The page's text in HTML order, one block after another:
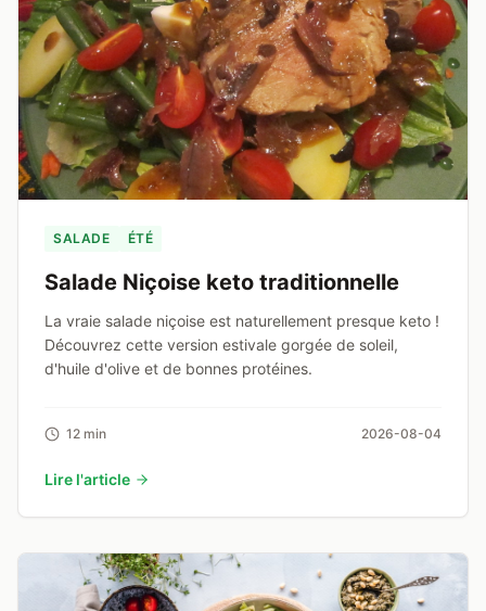
SALADE ÉTÉ
Salade Niçoise keto traditionnelle
La vraie salade niçoise est naturellement presque keto !
Découvrez cette version estivale gorgée de soleil,
d'huile d'olive et de bonnes protéines.
12 min 2026-08-04
Lire l'article